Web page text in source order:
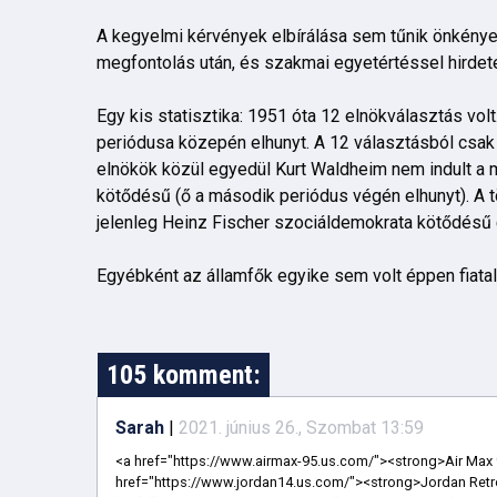
A kegyelmi kérvények elbírálása sem tűnik
megfontolás után, és szakmai egyetértéssel
Egy kis statisztika: 1951 óta 12 elnökválasztás
periódusa közepén elhunyt. A 12 választásból
elnökök közül egyedül Kurt Waldheim nem indult
kötődésű (ő a második periódus végén elhunyt). A
jelenleg Heinz Fischer szociáldemokrata
Egyébként az államfők egyike sem volt éppen
105 komment:
Sarah | 2021. június 26., Szombat 13:59
<a href="https://www.airmax-95.us.com/"><strong>Air Max 95</strong></a> <a href="https://www.pandoras.us.com/"><strong>Pandora</strong></a> <a href="https://www.jordan14.us.com/"><strong>Jordan Retro 14</strong></a> <a href="https://www.airjordan3s.us/"><strong>Air Jordan 3</strong></a> <a href="https://www.eccos.us.com/"><strong>ECCO Shoes For Men</strong></a> <a href="https://www.goldengoosessneakers.us.com/"><strong>Golden Gooses For Sale</strong></a> <a href="https://www.jordan-retro5.us/"><strong>Jordan Retro 5</strong></a> <a href="https://www.nike--shoes.us.com/"><strong>Nike Shoes</strong></a> <a href="https://www.air-jordans11.us.com/"><strong>Air Jordans</strong></a> <a href="https://www.goldengooseshoess.us.com/"><strong>Golden Goose Shoes</strong></a> <a href="https://www.pandoraringssite.us/"><strong>Pandora Rings</strong></a> <a href="https://www.ggdbshoes.us.com/"><strong>Shoes GGDB</strong></a> <a href="https://www.jordan-shoesformen.us.com/"><strong>Jordan Shoes For Men</strong></a> <a href="https://www.jamesharden-shoes.us.org/"><strong>James Harden Shoes</strong></a> <a href="https://www.fjallraven-kanken.us.com/"><strong>Fjallraven Kanken</strong></a> <a href="https://www.nikeairforce1.us.org/"><strong>Nike Air Force 1</strong></a> <a href="https://www.newjordan11.us/"><strong>Jordan 11</strong></a> <a href="https://www.air-jordan6.us/"><strong>Jordan 6</strong></a> <a href="https://www.monclervest.us.com/"><strong>Moncler Vest</strong></a> <a href="https://www.monclercom.us.com/"><strong>Moncler</strong></a> <a href="https://www.jordan11red.us.com/"><strong>Jordan 11 GYM Red</strong></a> <a href="https://www.monclerstoreoutlet.us.com/"><strong>Outlet Moncler</strong></a> <a href="https://www.outletnikestore.us.com/"><strong>Nike Outlet</strong></a> <a href="https://www.ferragamos.us.org/"><strong>Ferragamo</strong></a> <a href="https://www.nikeofficialwebsite.us.com/"><strong>Nike Website</strong></a> <a href="https://www.retro-jordans.us/"><strong>Retro Jordans</strong></a> <a href="https://www.nikeairjordan.us.com/"><strong>Air Jordans</strong></a> <a href="https://www.nikeair-maxs.us.com/"><strong>Nike Air Max</strong></a> <a href="https://www.jordanretro-11.us.com/"><strong>Jordan Retro 11</strong></a> <a href="https://www.jordan12retros.us/"><strong>Jordan Retro 12</strong></a> <a href="https://www.pandorajewelryofficialsite.us.com/"><strong>Pandora Jewelry Official Site</strong></a> <a href="https://www.jacketsmoncleroutlet.us.com/"><strong>Jackets Moncler</strong></a> <a href="https://www.nikeoutletstoresonlineshopping.us.com/"><strong>Nike Outlet Store</strong></a> <a href="https://www.jordan-12.us.com/"><strong>Jordan 12</strong></a> <a href="https://www.balenciagas.us.org/"><strong>Balenciaga</strong></a> <a href="https://www.nikeshoesforwomens.us.com/"><strong>Nike Shoes For Women</strong></a> <a href="https://www.jordanretro11mens.us/"><strong>Jordan Retro 11 Mens</strong></a> <a href="https://www.moncler-outletjackets.us.com/"><strong>Moncler Jackets</strong></a> <a href="https://www.yeezys-shoes.us.org/"><strong>Yeezys</strong></a> <a href="https://www.huarachesnike.us.com/"><strong>Nike Huarache</strong></a> <a href="https://www.pandora-braceletcharms.us/"><strong>Pandora Bracelets</strong></a> <a href="https://www.jordansneakerss.us/"><strong>Jordans Sneakers</strong></a> <a href="https://www.balenciagatriples.us.org/"><strong>Balenciaga Triple S</strong></a> <a href="https://www.yeezyonline.us.com/"><strong>Yeezy</strong></a> <a href="https://www.airforceoneshoes.us.com/"><strong>Nike Air Force One</strong></a> <a href="https://www.mensnikeshoes.us.com/"><strong>Nike Mens Shoes</strong></a> <a href="https://www.jordan11winlike96.us/"><strong>Jordan